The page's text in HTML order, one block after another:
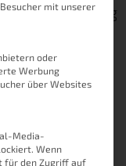
eine völlig
oder dein
immer
einzelne
Denn
überladen
doch eher
mit unserer
oder
Werbung
über Websites
Media-
Wenn
für den Zugriff auf